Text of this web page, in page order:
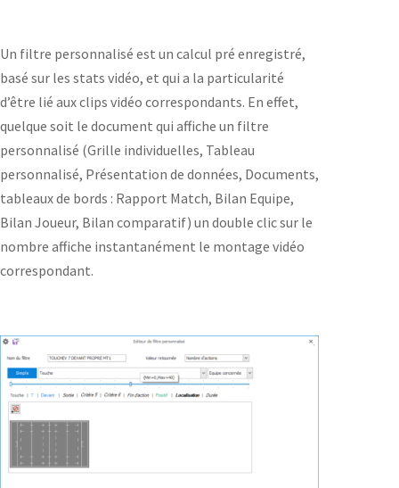
Un filtre personnalisé est un calcul pré enregistré,
basé sur les stats vidéo, et qui a la particularité
d’être lié aux clips vidéo correspondants. En effet,
quelque soit le document qui affiche un filtre
personnalisé (Grille individuelles, Tableau
personnalisé, Présentation de données, Documents,
tableaux de bords : Rapport Match, Bilan Equipe,
Bilan Joueur, Bilan comparatif) un double clic sur le
nombre affiche instantanément le montage vidéo
correspondant.